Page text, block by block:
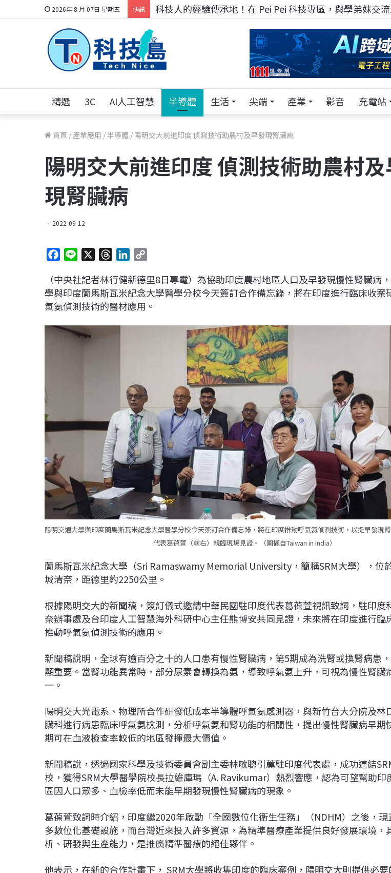
2026年 8 月 07日 星期五 快訊 科技人的經驗傳承地！在 Pei Pei 科技專區，與學弟妹交流
精選 3C AI人工智慧 半導體 生活 尖端 產業 影音 充電站
首頁 / 產業應用 /半導體 / 陽明交大前進印度 偵測技術助農村及早發現腎臟病
陽明交大前進印度 偵測技術助農村
現腎臟病
2022-09-12
c
e
b
o
n
e
r
e
a
n
k
e
p
y
L
（中央社記者林行健新德里8日專電）為協助印度農村地區人口及早發現慢性腎臟病
學與印度蘭馬斯瓦米紀念大學醫學分校今天簽訂合作備忘錄，將在印度進行臨床收案
氣氨偵測技術的醫材應用。
陽明交通大學與印度蘭馬斯瓦米紀念大學醫學分校今天簽訂合作備忘錄，將在印度推動呼氣氨偵測技術，以提早發現
代表葛葆萱（前右）親臨現場見證。（圖擷自Taiwan in India）
蘭馬斯瓦米紀念大學（Sri Ramaswamy Memorial University，簡稱SRM大學），位
城清奈，距德里約2250公里。
根據陽明交大的新聞稿，簽訂儀式邀請中華民國駐印度代表葛葆萱視訊致詞，駐印度
奈辦事處及台印度人工智慧海外科研中心主任熊博安共同見證，未來將在印度進行臨
推動呼氣氨偵測技術的應用。
新聞稿說明，全球有逾百分之十的人口患有慢性腎臟病，第5期成為洗腎或換腎病患
顯重要。當腎功能異常時，部分尿素會轉換為氨，導致呼氣氨上升，可視為慢性腎臟
一。
陽明交大光電系、物理所合作研發低成本半導體呼氣氨感測器，與新竹台大分院及林
臟科進行病患臨床呼氣氨檢測，分析呼氣氨和腎功能的相關性，提出慢性腎臟病早期
期可在血液檢查率較低的地區發揮最大價值。
新聞稿說，透過國家科學及技術委員會副主委林敏聰引薦駐印度代表處，成功連結
校，獲得SRM大學醫學院校長拉維庫瑪（A. Ravikumar）熱烈響應，認為可望幫助印
區因人口眾多、血檢率低而未能早期發現慢性腎臟病的現象。
葛葆萱致詞時介紹，印度繼2020年啟動「全國數位化衛生任務」（NDHM）之後，
多數位化基礎設施，而台灣近來投入許多資源，為精準醫療產業提供良好發展環境，
析、研發與生產能力，是推廣精準醫療的絕佳夥伴。
他表示，在新的合作計畫下， SRM大學將收集印度的臨床案例，陽明交大則提供必